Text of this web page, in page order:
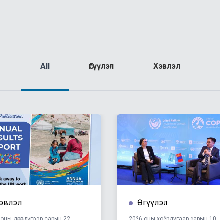
All Өгүүлэл Хэвлэл
дөрөвдүгээр сарын 22
Өгүүлэл
2026 оны хоёрдугаар сарын 10